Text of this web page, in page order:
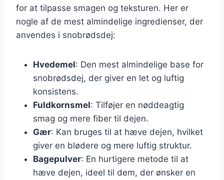
for at tilpasse smagen og teksturen. Her er
nogle af de mest almindelige ingredienser, der
anvendes i snobrødsdej:
Hvedemel: Den mest almindelige base for
snobrødsdej, der giver en let og luftig
konsistens.
Fuldkornsmel: Tilføjer en nøddeagtig
smag og mere fiber til dejen.
Gær: Kan bruges til at hæve dejen, hvilket
giver en blødere og mere luftig struktur.
Bagepulver: En hurtigere metode til at
hæve dejen, ideel til dem, der ønsker en